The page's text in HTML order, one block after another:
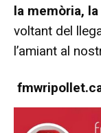
la memòria,
voltant del
l’amiant al